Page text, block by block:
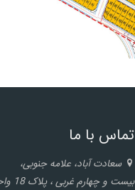
تماس با ما
سعادت آباد، علامه جنوبی،
بیست و چهارم غربی ، پلاک 18 واحد 3